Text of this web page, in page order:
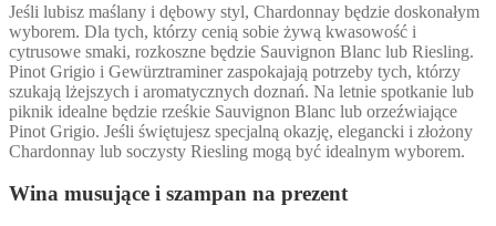
Jeśli lubisz maślany i dębowy styl, Chardonnay będzie doskonałym
wyborem. Dla tych, którzy cenią sobie żywą kwasowość i
cytrusowe smaki, rozkoszne będzie Sauvignon Blanc lub Riesling.
Pinot Grigio i Gewürztraminer zaspokajają potrzeby tych, którzy
szukają lżejszych i aromatycznych doznań. Na letnie spotkanie lub
piknik idealne będzie rześkie Sauvignon Blanc lub orzeźwiające
Pinot Grigio. Jeśli świętujesz specjalną okazję, elegancki i złożony
Chardonnay lub soczysty Riesling mogą być idealnym wyborem.
Wina musujące i szampan na prezent